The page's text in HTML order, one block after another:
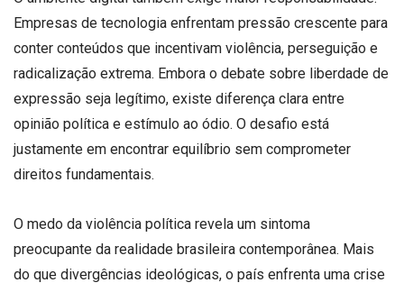
Empresas de tecnologia enfrentam pressão crescente para
conter conteúdos que incentivam violência, perseguição e
radicalização extrema. Embora o debate sobre liberdade de
expressão seja legítimo, existe diferença clara entre
opinião política e estímulo ao ódio. O desafio está
justamente em encontrar equilíbrio sem comprometer
direitos fundamentais.
O medo da violência política revela um sintoma
preocupante da realidade brasileira contemporânea. Mais
do que divergências ideológicas, o país enfrenta uma crise